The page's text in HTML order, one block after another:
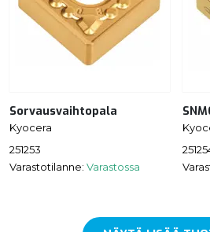
Sorvausvaihtopala
Kyocera
251253
Varastotilanne: Varastossa